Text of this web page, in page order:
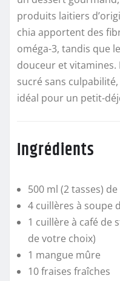
produits laitiers
chia apportent des
oméga-3, tandis que
douceur et
sucré sans
idéal pour un petit-
Ingrédients
500 ml (2 tasses)
4 cuillères à soupe
1 cuillère à café de
de votre choix)
1 mangue mûre
10 fraises fraîches